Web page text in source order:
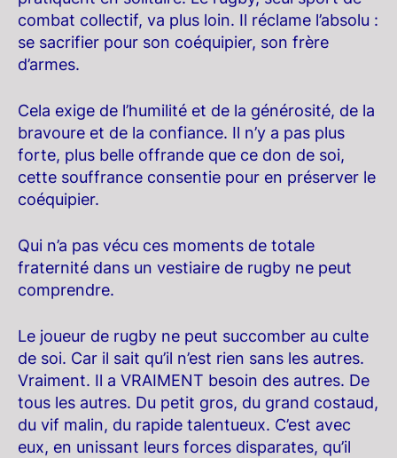
combat collectif, va plus loin. Il réclame l’absolu :
se sacrifier pour son coéquipier, son frère
d’armes.
Cela exige de l’humilité et de la générosité, de la
bravoure et de la confiance. Il n’y a pas plus
forte, plus belle offrande que ce don de soi,
cette souffrance consentie pour en préserver le
coéquipier.
Qui n’a pas vécu ces moments de totale
fraternité dans un vestiaire de rugby ne peut
comprendre.
Le joueur de rugby ne peut succomber au culte
de soi. Car il sait qu’il n’est rien sans les autres.
Vraiment. Il a VRAIMENT besoin des autres. De
tous les autres. Du petit gros, du grand costaud,
du vif malin, du rapide talentueux. C’est avec
eux, en unissant leurs forces disparates, qu’il